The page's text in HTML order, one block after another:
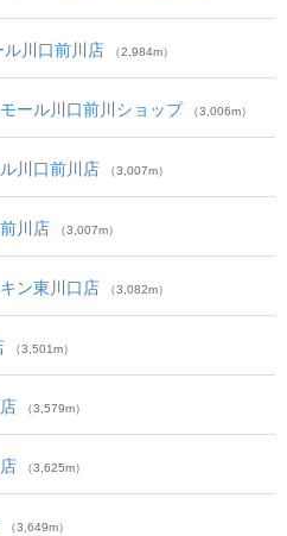
ル川口前川店 （2,984m）
ール川口前川ショップ （3,006m）
川口前川店 （3,007m）
川店 （3,007m）
ン東川口店 （3,082m）
（3,501m）
（3,579m）
（3,625m）
（3,649m）